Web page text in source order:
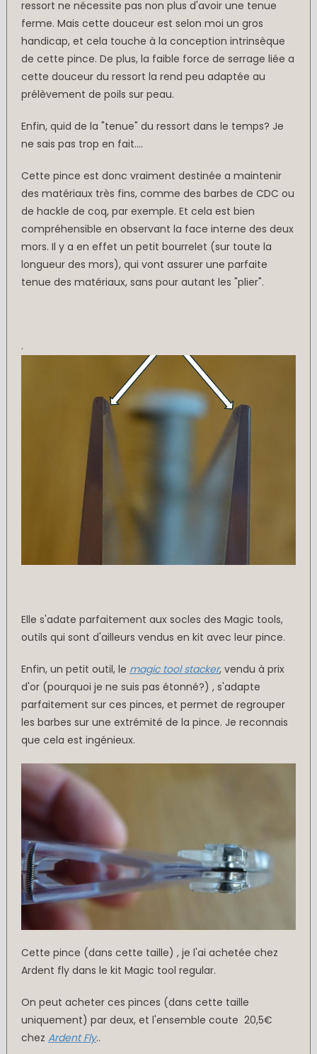
ressort ne nécessite pas non plus d'avoir une tenue
ferme. Mais cette douceur est selon moi un gros
handicap, et cela touche à la conception intrinsèque
de cette pince. De plus, la faible force de serrage liée a
cette douceur du ressort la rend peu adaptée au
prélèvement de poils sur peau.
Enfin, quid de la "tenue" du ressort dans le temps? Je
ne sais pas trop en fait....
Cette pince est donc vraiment destinée a maintenir
des matériaux très fins, comme des barbes de CDC ou
de hackle de coq, par exemple. Et cela est bien
compréhensible en observant la face interne des deux
mors. Il y a en effet un petit bourrelet (sur toute la
longueur des mors), qui vont assurer une parfaite
tenue des matériaux, sans pour autant les "plier".
.
Elle s'adate parfaitement aux socles des Magic tools,
outils qui sont d'ailleurs vendus en kit avec leur pince.
Enfin, un petit outil, le magic tool stacker, vendu à prix
d'or (pourquoi je ne suis pas étonné?) , s'adapte
parfaitement sur ces pinces, et permet de regrouper
les barbes sur une extrémité de la pince. Je reconnais
que cela est ingénieux.
Cette pince (dans cette taille) , je l'ai achetée chez
Ardent fly dans le kit Magic tool regular.
On peut acheter ces pinces (dans cette taille
uniquement) par deux, et l'ensemble coute 20,5€
chez Ardent Fly..